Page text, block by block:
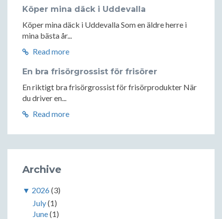
Köper mina däck i Uddevalla
Köper mina däck i Uddevalla Som en äldre herre i
mina bästa år...
Read more
En bra frisörgrossist för frisörer
En riktigt bra frisörgrossist för frisörprodukter När
du driver en...
Read more
Archive
▼ 2026(3)
July(1)
June(1)